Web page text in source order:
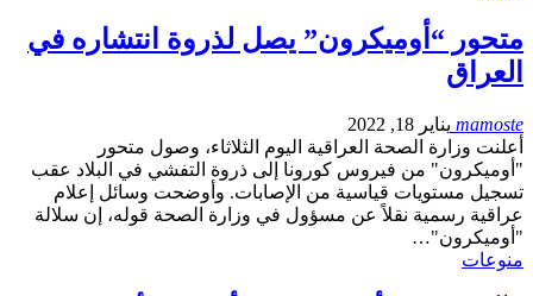
متحور “أوميكرون” يصل لذروة انتشاره في
العراق
mamoste يناير 18, 2022
أعلنت وزارة الصحة العراقية اليوم الثلاثاء، وصول متحور
"أوميكرون" من فيروس كورونا إلى ذروة التفشي في البلاد عقب
تسجيل مستويات قياسية من الإصابات. وأوضحت وسائل إعلام
عراقية رسمية نقلاً عن مسؤول في وزارة الصحة قوله، إن سلالة
"أوميكرون"…
منوعات